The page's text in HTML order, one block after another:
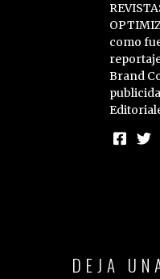
como
Brand
DEJA